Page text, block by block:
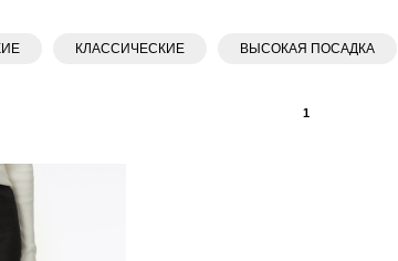
КЛАССИЧЕСКИЕ ВЫСОКАЯ ПОСАДКА
1